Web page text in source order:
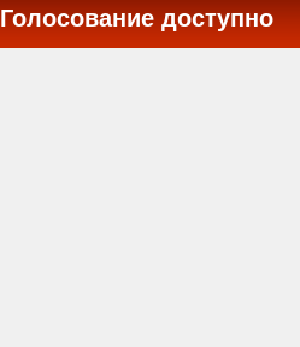
Голосование доступно